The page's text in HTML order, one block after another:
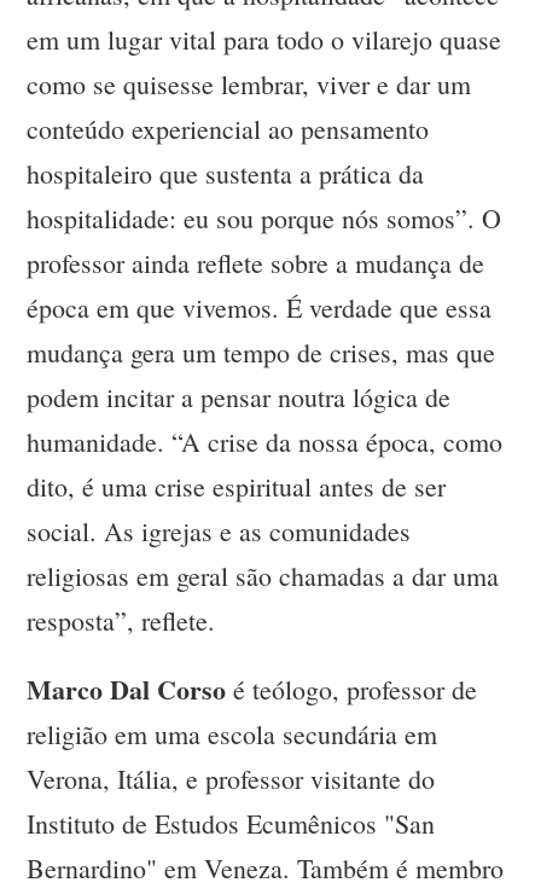
em um lugar vital para todo o vilarejo quase
como se quisesse lembrar, viver e dar um
conteúdo experiencial ao pensamento
hospitaleiro que sustenta a prática da
hospitalidade: eu sou porque nós somos”. O
professor ainda reflete sobre a mudança de
época em que vivemos. É verdade que essa
mudança gera um tempo de crises, mas que
podem incitar a pensar noutra lógica de
humanidade. “A crise da nossa época, como
dito, é uma crise espiritual antes de ser
social. As igrejas e as comunidades
religiosas em geral são chamadas a dar uma
resposta”, reflete.
Marco Dal Corsoé teólogo, professor de
religião em uma escola secundária em
Verona, Itália, e professor visitante do
Instituto de Estudos Ecumênicos "San
Bernardino" em Veneza. Também é membro